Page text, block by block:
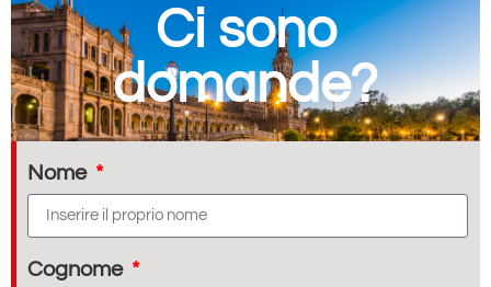
Ci sono
domande?
Nome
Cognome